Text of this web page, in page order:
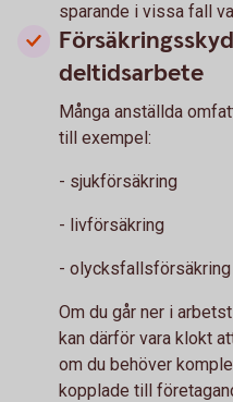
sparande i vissa fall
deltidsarbete
Många anställda
till exempel:
- sjukförsäkring
- livförsäkring
- olycksfallsförsäkring
Om du går ner i
kan därför vara klokt
om du behöver
kopplade till